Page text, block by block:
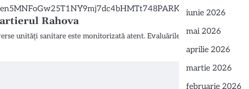
Rahova
unități sanitare este monitorizată atent. Evaluările recente…
iunie 2026
mai 2026
aprilie 2026
martie 2026
februarie 2026